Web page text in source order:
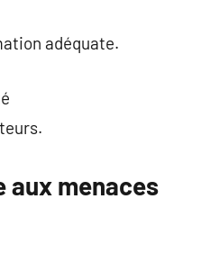
adéquate.
aux menaces